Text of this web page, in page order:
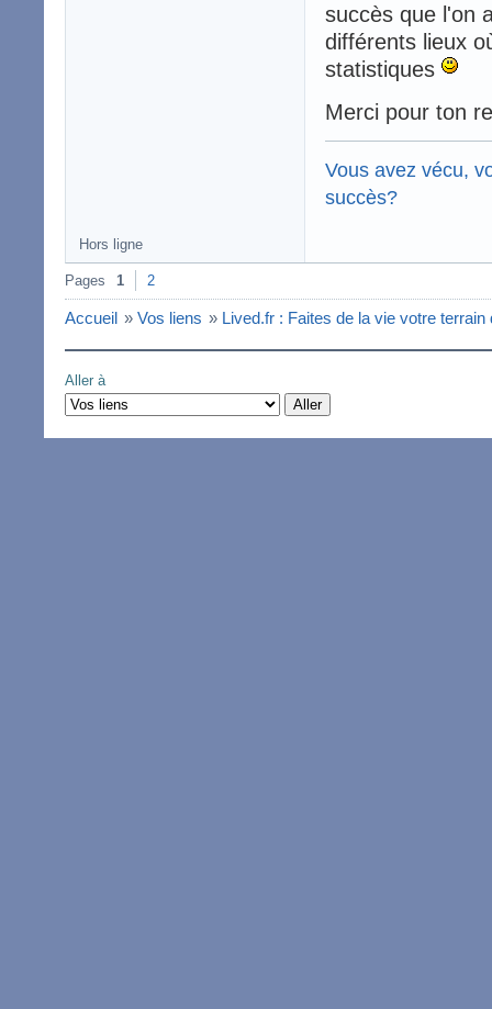
succès que l'on
différents lieux
statistiques
Merci pour ton
Vous avez vécu,
succès?
Hors ligne
Pages 1 2
Accueil » Vos liens » Lived.fr : Faites de la vie votre terrain
Aller à